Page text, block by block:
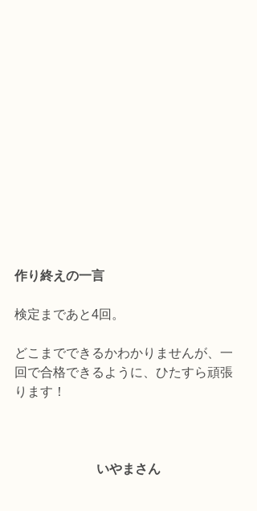
作り終えの一言
検定まであと4回。
どこまでできるかわかりませんが、一
回で合格できるように、ひたすら頑張
ります！
いやまさん